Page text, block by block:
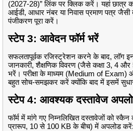
(2027-28)” लिंक पर क्लिक करें। यहां छात्र
आईडी, आधार नंबर या निवास प्रमाण पत्र जैसी
पंजीकरण पूरा करें।
स्टेप 3: आवेदन फॉर्म भरें
सफलतापूर्वक रजिस्ट्रेशन करने के बाद, लॉग
जानकारी, शैक्षणिक विवरण (जैसे कक्षा 3, 4
भरें। परीक्षा के माध्यम (Medium of Exam)
बहुत सोच-समझकर करें क्योंकि बाद में इसमें
स्टेप 4: आवश्यक दस्तावेज
फॉर्म में मांगे गए निम्नलिखित दस्तावेजों को
प्रारूप, 10 से 100 KB के बीच) में अपलोड करें: